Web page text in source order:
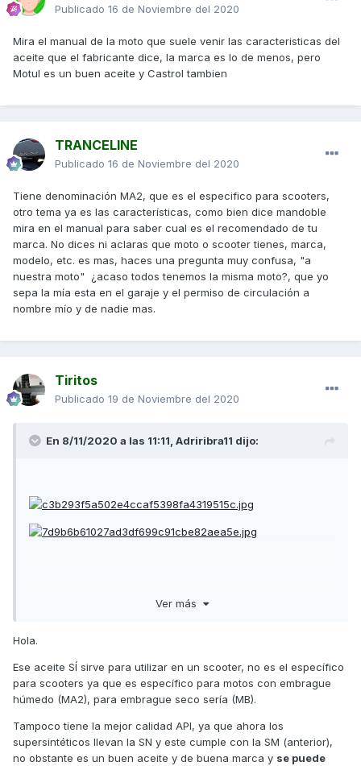
Publicado 16 de Noviembre del 2020
Mira el manual de la moto que suele venir las caracteristicas del
aceite que el fabricante dice, la marca es lo de menos, pero
Motul es un buen aceite y Castrol tambien
TRANCELINE
Publicado 16 de Noviembre del 2020
Tiene denominación MA2, que es el especifico para scooters,
otro tema ya es las características, como bien dice mandoble
mira en el manual para saber cual es el recomendado de tu
marca. No dices ni aclaras que moto o scooter tienes, marca,
modelo, etc. es mas, haces una pregunta muy confusa, "a
nuestra moto" ¿acaso todos tenemos la misma moto?, que yo
sepa la mía esta en el garaje y el permiso de circulación a
nombre mío y de nadie mas.
Tiritos
Publicado 19 de Noviembre del 2020
En 8/11/2020 a las 11:11, Adriribra11 dijo:
Enviado desde mi iPhone utilizando Tapatalk
Ver más
Hola.
Ese aceite SÍ sirve para utilizar en un scooter, no es el específico
para scooters ya que es específico para motos con embrague
húmedo (MA2), para embrague seco sería (MB).
Tampoco tiene la mejor calidad API, ya que ahora los
supersintéticos llevan la SN y este cumple con la SM (anterior),
no obstante es un buen aceite y de buena marca y se puede